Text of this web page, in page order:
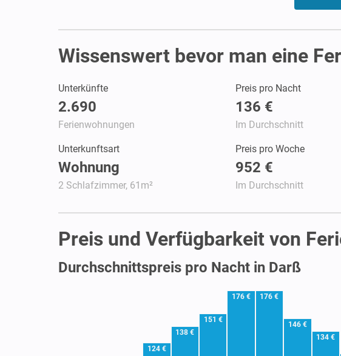
Wissenswert bevor man eine
Unterkünfte
2.690
Ferienwohnungen
Preis pro Nacht
136 €
Im Durchschnitt
Unterkunftsart
Wohnung
2 Schlafzimmer, 61m²
Preis pro Woche
952 €
Im Durchschnitt
Preis und Verfügbarkeit von
Durchschnittspreis pro Nacht in Darß
124 €
138 €
151 €
176 € 176 €
146 €
134 €